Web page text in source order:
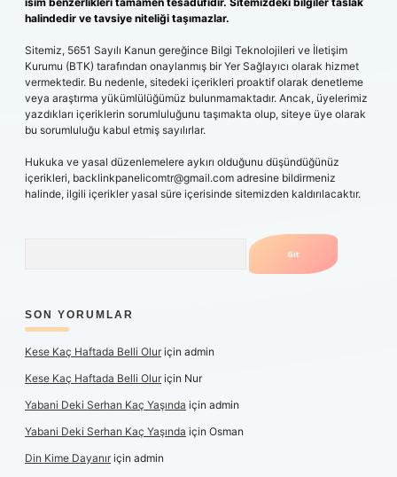
halindedir ve tavsiye niteliği taşımazlar.
Sitemiz, 5651 Sayılı Kanun gereğince Bilgi Teknolojileri ve İletişim
Kurumu (BTK) tarafından onaylanmış bir Yer Sağlayıcı olarak hizmet
vermektedir. Bu nedenle, sitedeki içerikleri proaktif olarak denetleme
veya araştırma yükümlülüğümüz bulunmamaktadır. Ancak, üyelerimiz
yazdıkları içeriklerin sorumluluğunu taşımakta olup, siteye üye olarak
bu sorumluluğu kabul etmiş sayılırlar.
Hukuka ve yasal düzenlemelere aykırı olduğunu düşündüğünüz
içerikleri, backlinkpanelicomtr@gmail.com adresine bildirmeniz
halinde, ilgili içerikler yasal süre içerisinde sitemizden kaldırılacaktır.
SON YORUMLAR
Kese Kaç Haftada Belli Oluriçin admin
Kese Kaç Haftada Belli Oluriçin Nur
Yabani Deki Serhan Kaç Yaşında için admin
Yabani Deki Serhan Kaç Yaşında için Osman
Din Kime Dayanıriçin admin